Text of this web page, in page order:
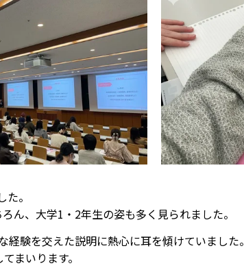
。
ん、大学1・2年生の姿も多く見られました。
験を交えた説明に熱心に耳を傾けていました。
まいります。